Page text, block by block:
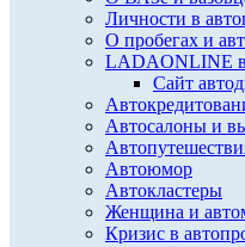
Личности в
О пробегах и
LADAONLINE
Сайт
Автосалоны и
Автоюмор
Автокластеры
Женщина и
Кризис в